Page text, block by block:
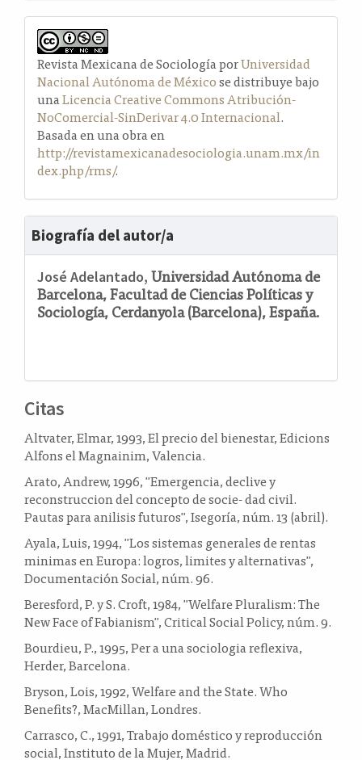
Revista Mexicana de Sociología porUniversidad
Nacional Autónoma de Méxicose distribuye bajo
unaLicencia Creative Commons Atribución-
NoComercial-SinDerivar 4.0 Internacional.
Basada en una obra en
http://revistamexicanadesociologia.unam.mx/in
dex.php/rms/.
Biografía del autor/a
José Adelantado, Universidad Autónoma de
Barcelona, Facultad de Ciencias Políticas y
Sociología, Cerdanyola (Barcelona), España.
Citas
Altvater, Elmar, 1993, El precio del bienestar, Edicions
Alfons el Magnainim, Valencia.
Arato, Andrew, 1996, "Emergencia, declive y
reconstruccion del concepto de socie- dad civil.
Pautas para anilisis futuros", Isegoría, núm. 13 (abril).
Ayala, Luis, 1994, "Los sistemas generales de rentas
minimas en Europa: logros, limites y alternativas",
Documentación Social, núm. 96.
Beresford, P. y S. Croft, 1984, "Welfare Pluralism: The
New Face of Fabianism", Critical Social Policy, núm. 9.
Bourdieu, P., 1995, Per a una sociologia reflexiva,
Herder, Barcelona.
Bryson, Lois, 1992, Welfare and the State. Who
Benefits?, MacMillan, Londres.
Carrasco, C., 1991, Trabajo doméstico y reproducción
social, Instituto de la Mujer, Madrid.